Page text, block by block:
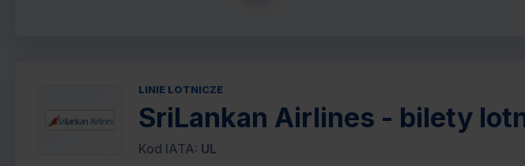
LINIE LOTNICZE
SriLankan Airlines - bilety
Kod IATA: UL